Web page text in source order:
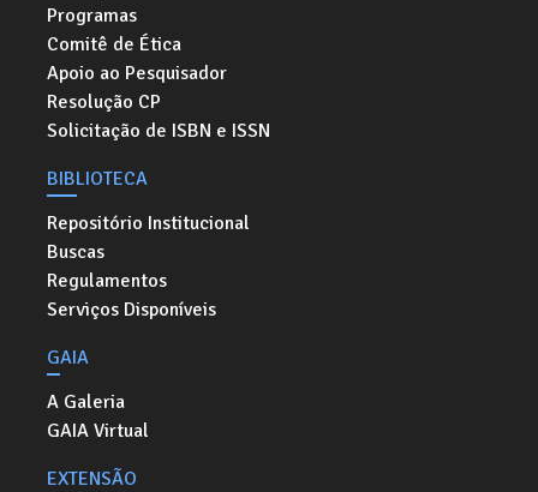
Programas
Comitê de Ética
Apoio ao Pesquisador
Resolução CP
Solicitação de ISBN e ISSN
BIBLIOTECA
Repositório Institucional
Buscas
Regulamentos
Serviços Disponíveis
GAIA
A Galeria
GAIA Virtual
EXTENSÃO